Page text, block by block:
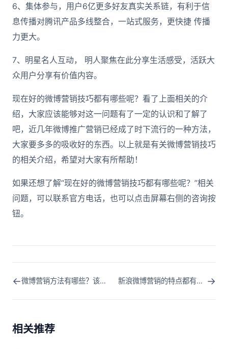
6、集体参与，用户6亿更多好友真实关系链，有利于信
息传播对腾讯产品多线整合，一站式服务，更快捷 传播
力更大。
7、明星名人互动， 明人聚焦在此分享生活感受，活跃大
众用户分享有价值内容。
现在好的微博营销技巧都有哪些呢？看了上面相关的介
绍，大家应该能够对这一问题有了一定的认识和了解了
吧，近几年微博推广营销已经成了时下流行的一种方法，
大家要多多的吸收好的东西。以上就是有关微博营销技巧
的相关介绍，希望对大家有所帮助！
如果还想了解“现在好的微博营销技巧都有哪些呢？”相关
问题，可以联系官方电话，也可以点击屏幕右侧的咨询按
钮。
← 微博营销方法有哪些？该怎么做呢？ 新浪微博营销的特点都有哪些呢？好不好？ →
相关推荐